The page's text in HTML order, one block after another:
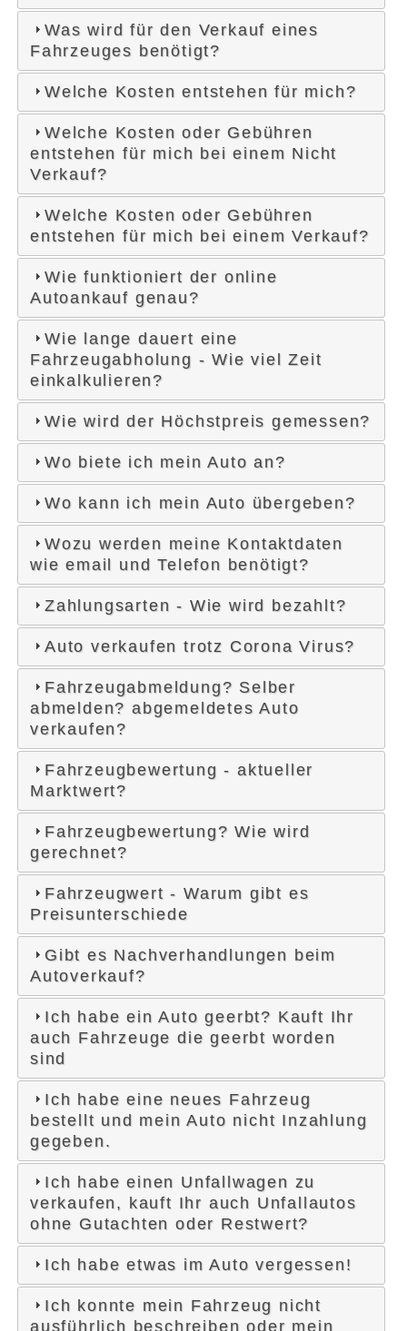
Was wird für den Verkauf eines
Fahrzeuges benötigt?
Welche Kosten entstehen für mich?
Welche Kosten oder Gebühren
entstehen für mich bei einem Nicht
Verkauf?
Welche Kosten oder Gebühren
entstehen für mich bei einem Verkauf?
Wie funktioniert der online
Autoankauf genau?
Wie lange dauert eine
Fahrzeugabholung - Wie viel Zeit
einkalkulieren?
Wie wird der Höchstpreis gemessen?
Wo biete ich mein Auto an?
Wo kann ich mein Auto übergeben?
Wozu werden meine Kontaktdaten
wie email und Telefon benötigt?
Zahlungsarten - Wie wird bezahlt?
Auto verkaufen trotz Corona Virus?
Fahrzeugabmeldung? Selber
abmelden? abgemeldetes Auto
verkaufen?
Fahrzeugbewertung - aktueller
Marktwert?
Fahrzeugbewertung? Wie wird
gerechnet?
Fahrzeugwert - Warum gibt es
Preisunterschiede
Gibt es Nachverhandlungen beim
Autoverkauf?
Ich habe ein Auto geerbt? Kauft Ihr
auch Fahrzeuge die geerbt worden
sind
Ich habe eine neues Fahrzeug
bestellt und mein Auto nicht Inzahlung
gegeben.
Ich habe einen Unfallwagen zu
verkaufen, kauft Ihr auch Unfallautos
ohne Gutachten oder Restwert?
Ich habe etwas im Auto vergessen!
Ich konnte mein Fahrzeug nicht
ausführlich beschreiben oder mein